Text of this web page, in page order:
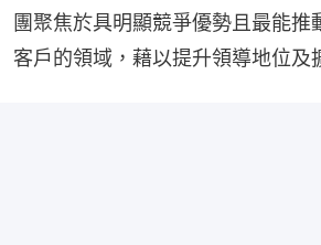
團聚焦於具明顯競爭優勢且最能推
客戶的領域，藉以提升領導地位及